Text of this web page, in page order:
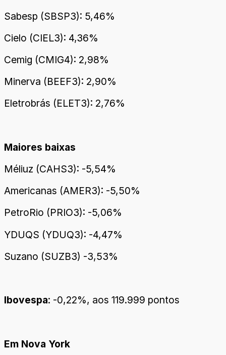
Sabesp (SBSP3): 5,46%
Cielo (CIEL3): 4,36%
Cemig (CMIG4): 2,98%
Minerva (BEEF3): 2,90%
Eletrobrás (ELET3): 2,76%
Maiores baixas
Méliuz (CAHS3): -5,54%
Americanas (AMER3): -5,50%
PetroRio (PRIO3): -5,06%
YDUQS (YDUQ3): -4,47%
Suzano (SUZB3) -3,53%
Ibovespa: -0,22%, aos 119.999 pontos
Em Nova York